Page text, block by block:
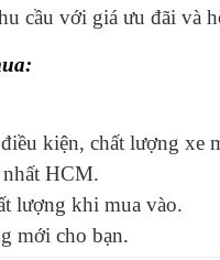
cầu với giá ưu đãi và
kiện, chất lượng xe
HCM.
lượng khi mua vào.
mới cho bạn.